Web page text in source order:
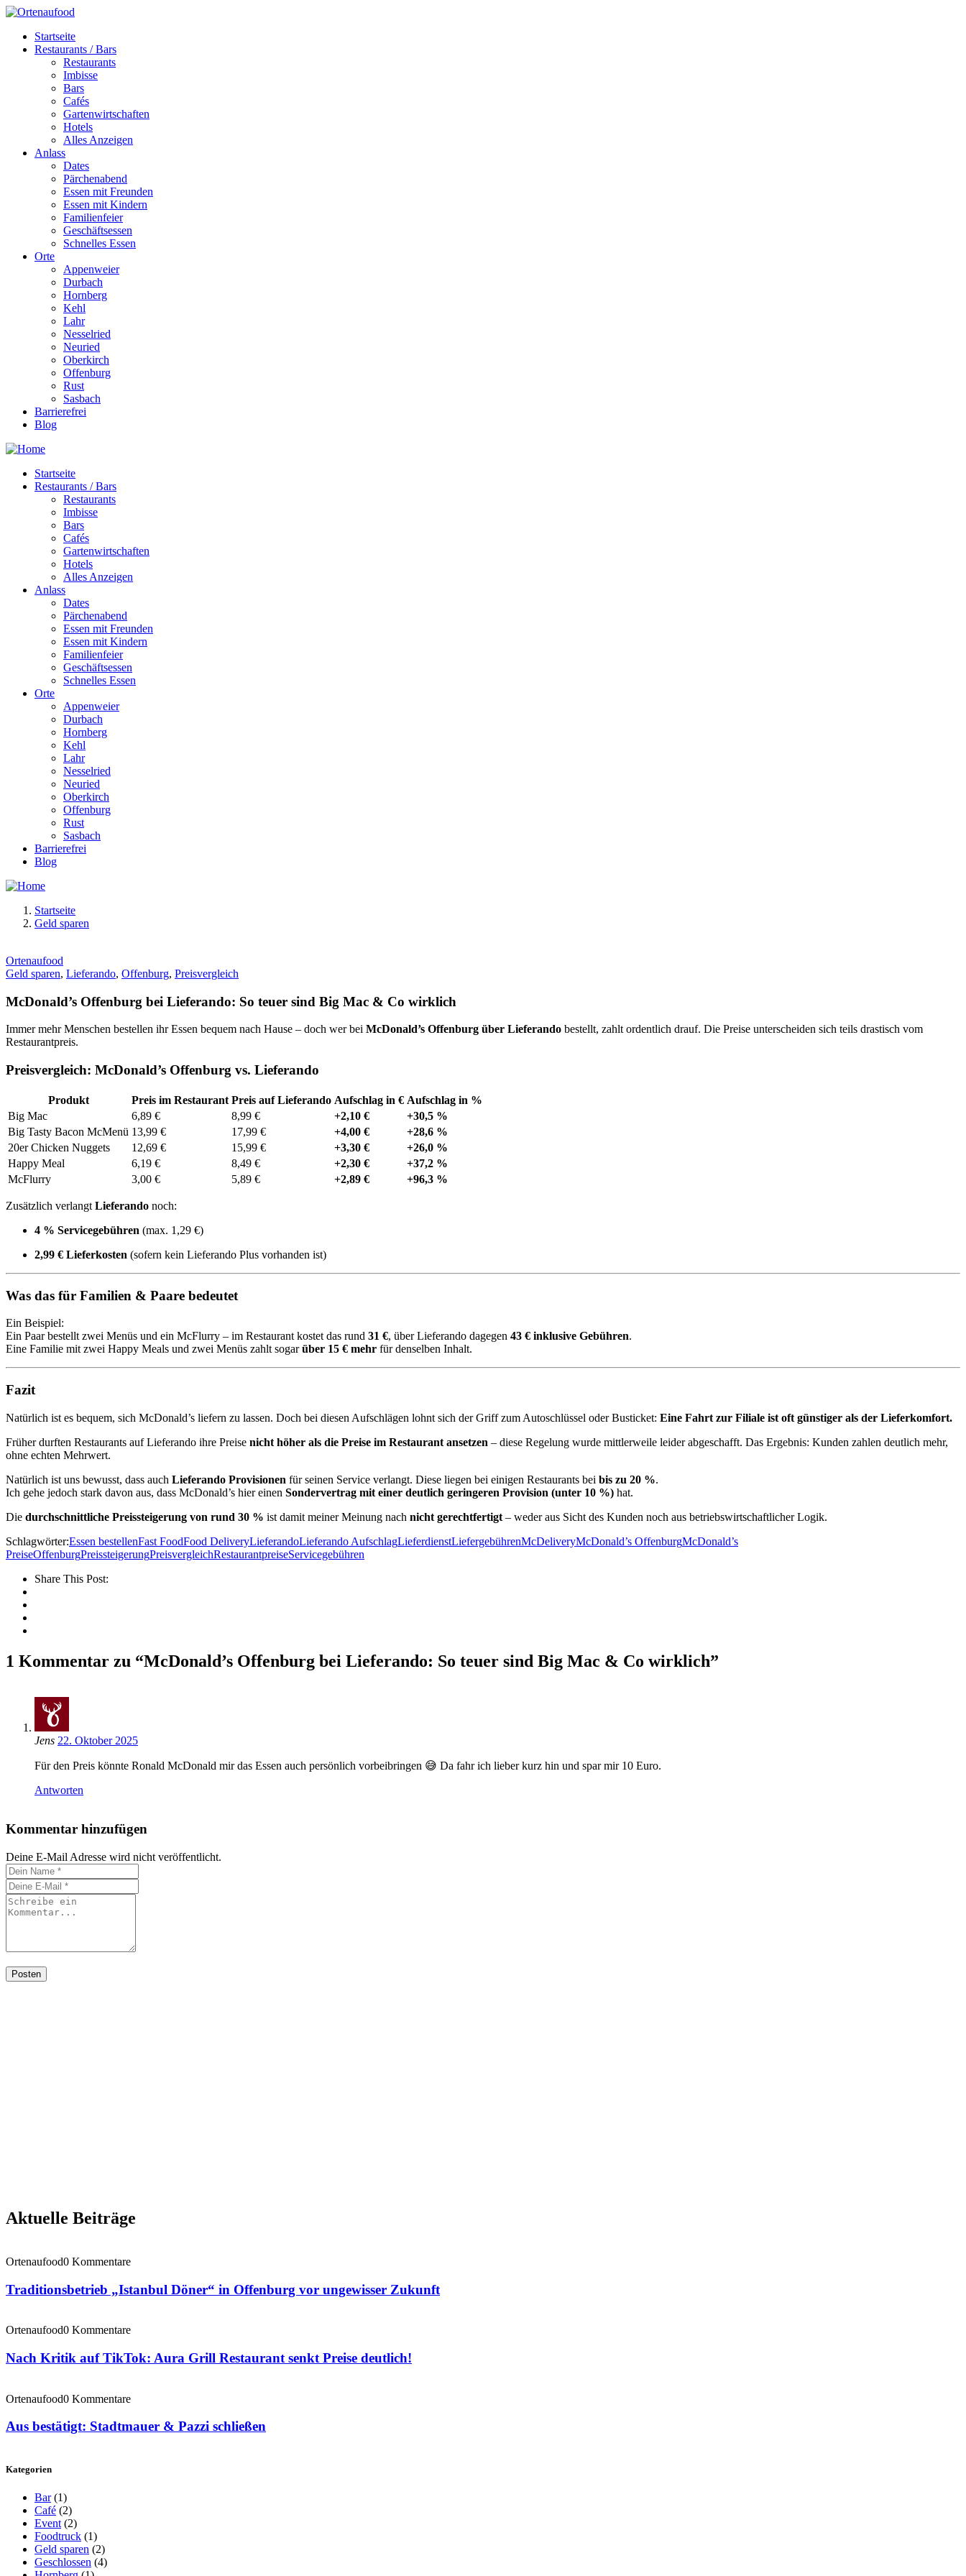
Startseite
Restaurants / Bars
Restaurants
Imbisse
Bars
Cafés
Gartenwirtschaften
Hotels
Alles Anzeigen
Anlass
Dates
Pärchenabend
Essen mit Freunden
Essen mit Kindern
Familienfeier
Geschäftsessen
Schnelles Essen
Orte
Appenweier
Durbach
Hornberg
Kehl
Lahr
Nesselried
Neuried
Oberkirch
Offenburg
Rust
Sasbach
Barrierefrei
Blog
Startseite
Restaurants / Bars
Restaurants
Imbisse
Bars
Cafés
Gartenwirtschaften
Hotels
Alles Anzeigen
Anlass
Dates
Pärchenabend
Essen mit Freunden
Essen mit Kindern
Familienfeier
Geschäftsessen
Schnelles Essen
Orte
Appenweier
Durbach
Hornberg
Kehl
Lahr
Nesselried
Neuried
Oberkirch
Offenburg
Rust
Sasbach
Barrierefrei
Blog
Startseite
Geld sparen
Ortenaufood
Geld sparen, Lieferando, Offenburg, Preisvergleich
McDonald’s Offenburg bei Lieferando: So teuer sind Big Mac & Co wirklich
Immer mehr Menschen bestellen ihr Essen bequem nach Hause – doch wer bei McDonald’s Offenburg über Lieferando bestellt, zahlt ordentlich drauf. Die Preise unterscheiden sich teils drastisch vom
Restaurantpreis.
Preisvergleich: McDonald’s Offenburg vs. Lieferando
Produkt Preis im Restaurant Preis auf Lieferando Aufschlag in € Aufschlag in %
Big Mac
6,89 € 8,99 € +2,10 €
+30,5 %
Big Tasty Bacon McMenü 13,99 € 17,99 € +4,00 €
+28,6 %
20er Chicken Nuggets
12,69 € 15,99 € +3,30 €
+26,0 %
Happy Meal
6,19 € 8,49 € +2,30 €
+37,2 %
McFlurry
3,00 € 5,89 € +2,89 € +96,3 %
Zusätzlich verlangt Lieferando noch:
4 % Servicegebühren (max. 1,29 €)
2,99 € Lieferkosten (sofern kein Lieferando Plus vorhanden ist)
Was das für Familien & Paare bedeutet
Ein Beispiel:
Ein Paar bestellt zwei Menüs und ein McFlurry – im Restaurant kostet das rund 31 €, über Lieferando dagegen 43 € inklusive Gebühren.
Eine Familie mit zwei Happy Meals und zwei Menüs zahlt sogarüber 15 € mehr für denselben Inhalt.
Fazit
Natürlich ist es bequem, sich McDonald’s liefern zu lassen. Doch bei diesen Aufschlägen lohnt sich der Griff zum Autoschlüssel oder Busticket: Eine Fahrt zur Filiale ist oft günstiger als der Lieferkomfort.
Früher durften Restaurants auf Lieferando ihre Preise nicht höher als die Preise im Restaurant ansetzen – diese Regelung wurde mittlerweile leider abgeschafft. Das Ergebnis: Kunden zahlen deutlich mehr,
ohne echten Mehrwert.
Natürlich ist uns bewusst, dass auch Lieferando Provisionen für seinen Service verlangt. Diese liegen bei einigen Restaurants bei bis zu 20 %.
Ich gehe jedoch stark davon aus, dass McDonald’s hier einen Sondervertrag mit einer deutlich geringeren Provision (unter 10 %) hat.
Die durchschnittliche Preissteigerung von rund 30 % ist damit meiner Meinung nach nicht gerechtfertigt – weder aus Sicht des Kunden noch aus betriebswirtschaftlicher Logik.
Schlagwörter:Essen bestellenFast FoodFood DeliveryLieferandoLieferando AufschlagLieferdienstLiefergebührenMcDeliveryMcDonald’s OffenburgMcDonald’s
PreiseOffenburgPreissteigerungPreisvergleichRestaurantpreiseServicegebühren
Share This Post:
1 Kommentar zu “McDonald’s Offenburg bei Lieferando: So teuer sind Big Mac & Co wirklich”
Jens 22. Oktober 2025
Für den Preis könnte Ronald McDonald mir das Essen auch persönlich vorbeibringen 😅 Da fahr ich lieber kurz hin und spar mir 10 Euro.
Antworten
Kommentar hinzufügen
Deine E-Mail Adresse wird nicht veröffentlicht.
Aktuelle Beiträge
Ortenaufood0 Kommentare
Traditionsbetrieb „Istanbul Döner“ in Offenburg vor ungewisser Zukunft
Ortenaufood0 Kommentare
Nach Kritik auf TikTok: Aura Grill Restaurant senkt Preise deutlich!
Ortenaufood0 Kommentare
Aus bestätigt: Stadtmauer & Pazzi schließen
Kategorien
Bar (1)
Café (2)
Event (2)
Foodtruck (1)
Geld sparen (2)
Geschlossen (4)